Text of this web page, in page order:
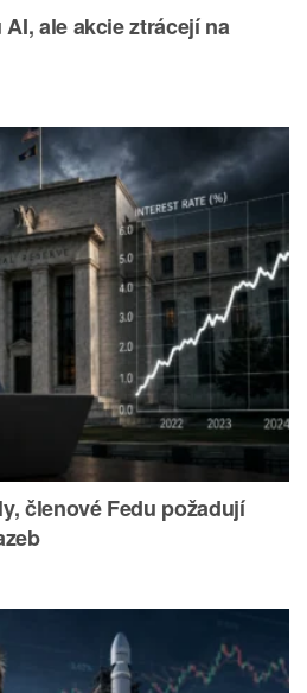
ale akcie ztrácejí na
členové Fedu požadují